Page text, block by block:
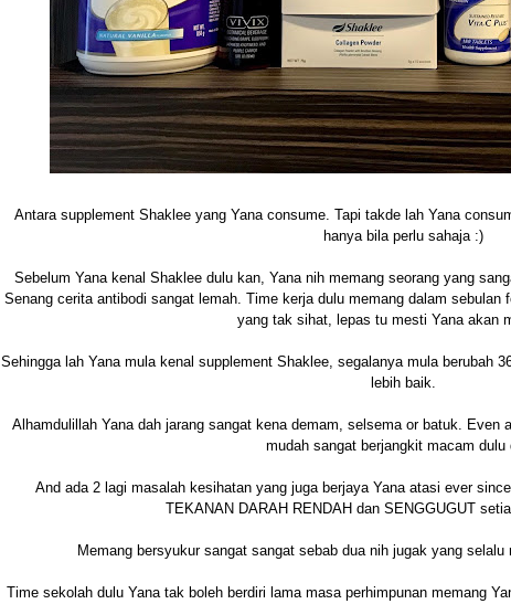
Antara supplement Shaklee yang Yana consume. Tapi takde lah Yana
hanya bila perlu sahaja :)
Sebelum Yana kenal Shaklee dulu kan, Yana nih memang seorang yang
Senang cerita antibodi sangat lemah. Time kerja dulu memang dalam
yang tak sihat, lepas tu mesti Yana akan
Sehingga lah Yana mula kenal supplement Shaklee, segalanya mula berubah
lebih baik.
Alhamdulillah Yana dah jarang sangat kena demam, selsema or batuk.
mudah sangat berjangkit macam dulu
And ada 2 lagi masalah kesihatan yang juga berjaya Yana atasi ever
TEKANAN DARAH RENDAH dan SENGGUGUT
Memang bersyukur sangat sangat sebab dua nih jugak yang
Time sekolah dulu Yana tak boleh berdiri lama masa perhimpunan memang